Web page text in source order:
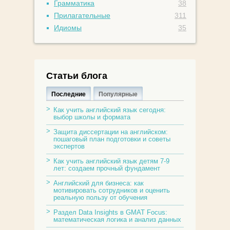
Грамматика
38
Прилагательные
311
Идиомы
35
Статьи блога
Последние Популярные
Как учить английский язык сегодня:
выбор школы и формата
Защита диссертации на английском:
пошаговый план подготовки и советы
экспертов
Как учить английский язык детям 7-9
лет: создаем прочный фундамент
Английский для бизнеса: как
мотивировать сотрудников и оценить
реальную пользу от обучения
Раздел Data Insights в GMAT Focus:
математическая логика и анализ данных